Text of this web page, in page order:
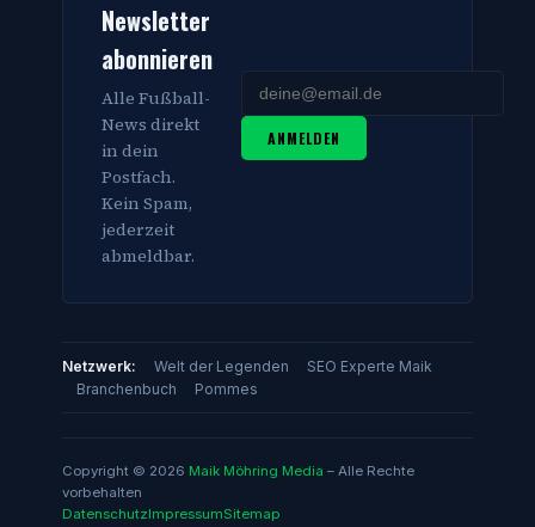
Newsletter
abonnieren
Alle Fußball-
News direkt
in dein
Postfach.
Kein Spam,
jederzeit
abmeldbar.
ANMELDEN
Netzwerk: Welt der Legenden
SEO Experte Maik
Branchenbuch
Pommes
Copyright © 2026 Maik Möhring Media – Alle Rechte
vorbehalten
DatenschutzImpressumSitemap